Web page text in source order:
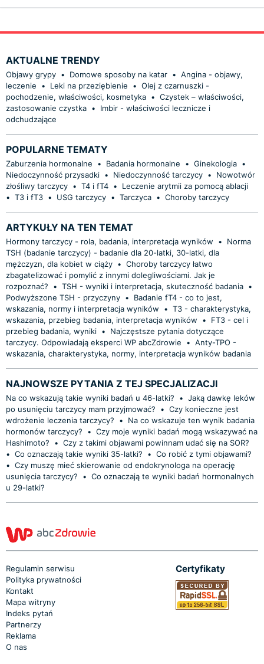
AKTUALNE TRENDY
Objawy grypy • Domowe sposoby na katar • Angina - objawy,
leczenie
• Leki na przeziębienie • Olej z czarnuszki -
pochodzenie, właściwości, kosmetyka • Czystek – właściwości,
zastosowanie czystka •
Imbir - właściwości lecznicze i
odchudzające
POPULARNE TEMATY
Zaburzenia hormonalne • Badania hormonalne • Ginekologia •
Niedoczynność przysadki • Niedoczynność tarczycy •
Nowotwór
złośliwy tarczycy • T4 i fT4 •
Leczenie arytmii za pomocą ablacji
• T3 i fT3 • USG tarczycy • Tarczyca • Choroby tarczycy
ARTYKUŁY NA TEN TEMAT
Hormony tarczycy - rola, badania, interpretacja wyników •
Norma
TSH (badanie tarczycy) - badanie dla 20-latki, 30-latki, dla
mężczyzn, dla kobiet w ciąży • Choroby tarczycy łatwo
zbagatelizować i pomylić z innymi dolegliwościami. Jak je
rozpoznać?
• TSH - wyniki i interpretacja, skuteczność badania •
Podwyższone TSH - przyczyny •
Badanie fT4 - co to jest,
wskazania, normy i interpretacja wyników
• T3 - charakterystyka,
wskazania, przebieg badania, interpretacja wyników
•
FT3 - cel i
przebieg badania, wyniki •
Najczęstsze pytania dotyczące
tarczycy. Odpowiadają eksperci WP abcZdrowie
• Anty-TPO -
wskazania, charakterystyka, normy, interpretacja wyników badania
NAJNOWSZE PYTANIA Z TEJ SPECJALIZACJI
Na co wskazują takie wyniki badań u 46-latki? • Jaką dawkę leków
po usunięciu tarczycy mam przyjmować?
• Czy konieczne jest
wdrożenie leczenia tarczycy?
•
Na co wskazuje ten wynik badania
hormonów tarczycy?
• Czy moje wyniki badań mogą wskazywać na
Hashimoto?
• Czy z takimi objawami powinnam udać się na SOR?
• Co oznaczają takie wyniki 35-latki? • Co robić z tymi objawami?
• Czy muszę mieć skierowanie od endokrynologa na operację
usunięcia tarczycy?
• Co oznaczają te wyniki badań hormonalnych
u 29-latki?
Regulamin serwisu
Polityka prywatności
Kontakt
Mapa witryny
Indeks pytań
Partnerzy
Reklama
O nas
Certyfikaty